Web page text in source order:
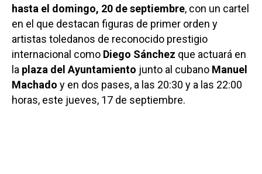
hasta el domingo, 20 de septiembre, con un cartel
en el que destacan figuras de primer orden y
artistas toledanos de reconocido prestigio
internacional como Diego Sánchez que actuará en
la plaza del Ayuntamiento junto al cubano Manuel
Machado y en dos pases, a las 20:30 y a las 22:00
horas, este jueves, 17 de septiembre.